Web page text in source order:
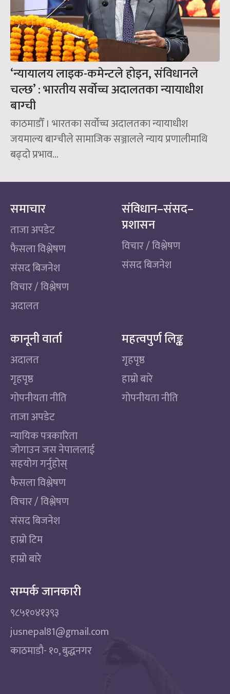
‘न्यायालय लाइक-कमेन्टले होइन, संविधानले
चल्छ’ : भारतीय सर्वोच्च अदालतका न्यायाधीश
बाग्ची
काठमाडौँ । भारतका सर्वोच्च अदालतका न्यायाधीश
जयमाल्य बाग्चीले सामाजिक सञ्जालले न्याय प्रणालीमाथि
बढ्दो प्रभाव...
समाचार
ताजा अपडेट
फैसला विश्लेषण
संसद बिजनेश
विचार / विश्लेषण
अदालत
संविधान–संसद–
प्रशासन
विचार / विश्लेषण
संसद बिजनेश
कानूनी वार्ता
अदालत
गृहपृष्ठ
गोपनीयता नीति
ताजा अपडेट
न्यायिक पत्रकारिता
जोगाउन जस नेपाललाई
सहयोग गर्नुहोस्
फैसला विश्लेषण
विचार / विश्लेषण
संसद बिजनेश
हाम्रो टिम
हाम्रो बारे
महत्वपुर्ण लिङ्क
गृहपृष्ठ
हाम्रो बारे
गोपनीयता नीति
सम्पर्क जानकारी
९८५१०४१३९३
jusnepal81@gmail.com
काठमाडाै‌- १०, बुद्धनगर